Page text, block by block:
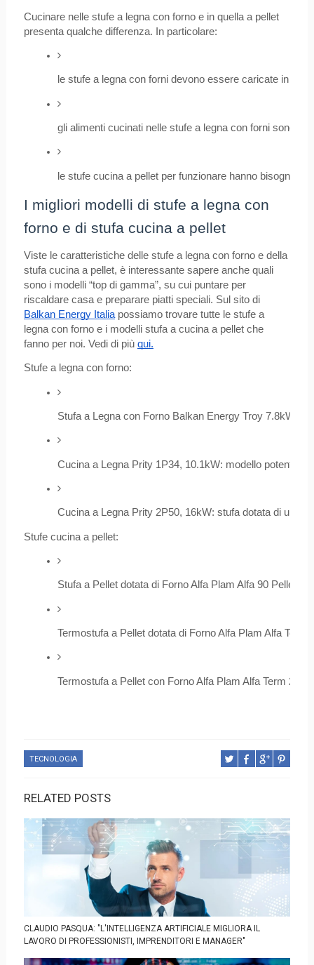
Cucinare nelle stufe a legna con forno e in quella a pellet
presenta qualche differenza. In particolare:
le stufe a legna con forni devono essere caricate in
gli alimenti cucinati nelle stufe a legna con forni sono
le stufe cucina a pellet per funzionare hanno bisogno
I migliori modelli di stufe a legna con
forno e di stufa cucina a pellet
Viste le caratteristiche delle stufe a legna con forno e della
stufa cucina a pellet, è interessante sapere anche quali
sono i modelli “top di gamma”, su cui puntare per
riscaldare casa e preparare piatti speciali. Sul sito di
Balkan Energy Italiapossiamo trovare tutte le stufe a
legna con forno e i modelli stufa a cucina a pellet che
fanno per noi. Vedi di più qui.
Stufe a legna con forno:
Stufa a Legna con Forno Balkan Energy Troy 7.8kW:
Cucina a Legna Prity 1P34, 10.1kW: modello potente,
Cucina a Legna Prity 2P50, 16kW: stufa dotata di un
Stufe cucina a pellet:
Stufa a Pellet dotata di Forno Alfa Plam Alfa 90 Pellet
Termostufa a Pellet dotata di Forno Alfa Plam Alfa
Termostufa a Pellet con Forno Alfa Plam Alfa Term 20
TECNOLOGIA
RELATED POSTS
CLAUDIO PASQUA: "L'INTELLIGENZA ARTIFICIALE MIGLIORA IL
LAVORO DI PROFESSIONISTI, IMPRENDITORI E MANAGER"